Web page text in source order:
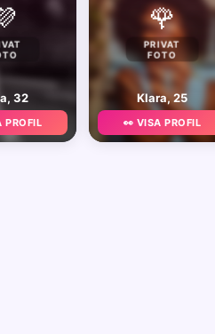
32
PROFIL
🌹
PRIVAT
FOTO
Klara, 25
👀 VISA PROFIL